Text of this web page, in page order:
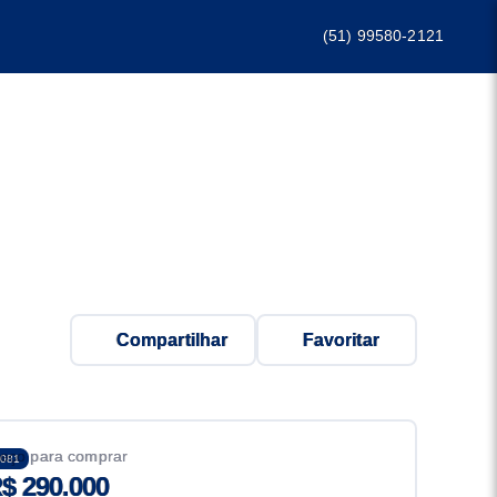
(51) 99580-2121
Compartilhar Favoritar
para comprar
290.000